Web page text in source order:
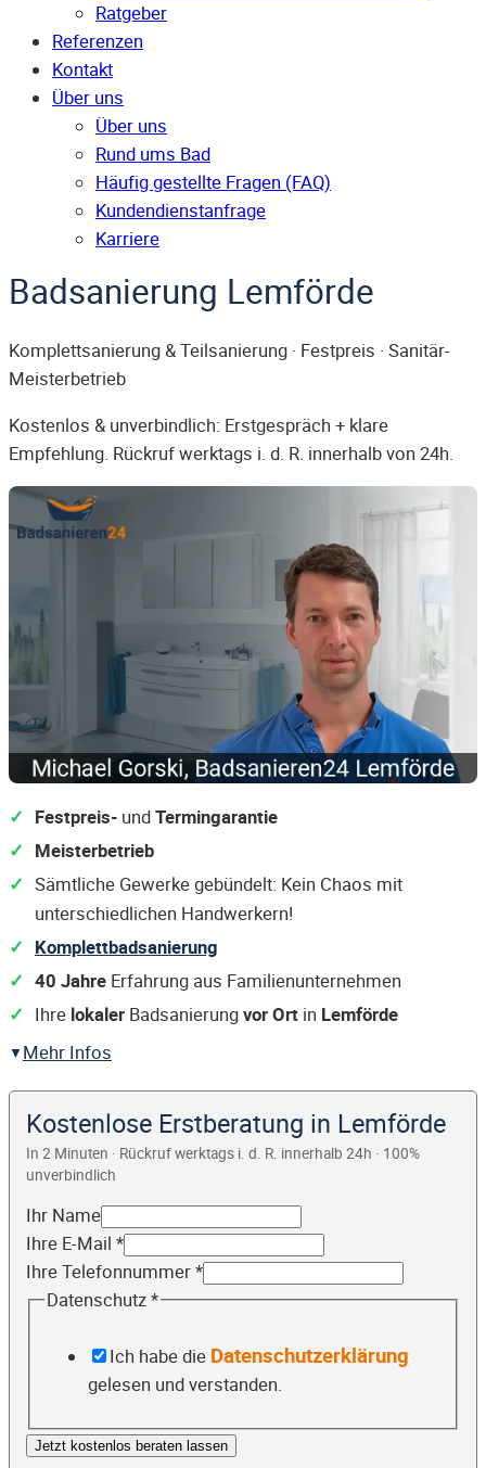
Ratgeber
Referenzen
Kontakt
Über uns
Über uns
Rund ums Bad
Häufig gestellte Fragen (FAQ)
Kunden­dienst­anfrage
Karriere
Badsanierung Lemförde
Komplettsanierung & Teilsanierung · Festpreis · Sanitär-
Meisterbetrieb
Kostenlos & unverbindlich: Erstgespräch + klare
Empfehlung. Rückruf werktags i. d. R. innerhalb von 24h.
Festpreis- undTermingarantie
Meisterbetrieb
Sämtliche Gewerke gebündelt: Kein Chaos mit
unterschiedlichen Handwerkern!
Komplettbadsanierung
40 Jahre Erfahrung aus Familienunternehmen
Ihre lokaler Badsanierungvor Ort in Lemförde
Mehr Infos
Kostenlose Erstberatung in Lemförde
In 2 Minuten · Rückruf werktags i. d. R. innerhalb 24h · 100%
unverbindlich
Ihr Name
Ihre E-Mail *
Ihre Telefonnummer*
Datenschutz*
Ich habe die Datenschutzerklärung
gelesen und verstanden.
Jetzt kostenlos beraten lassen